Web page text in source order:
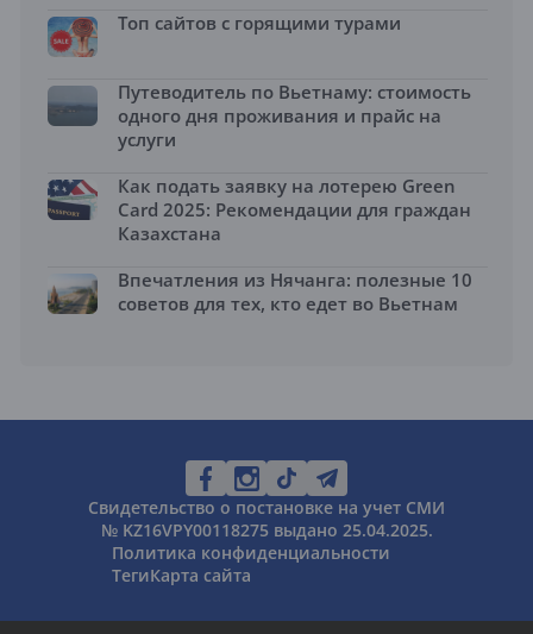
Топ сайтов с горящими турами
Путеводитель по Вьетнаму: стоимость
одного дня проживания и прайс на
услуги
Как подать заявку на лотерею Green
Card 2025: Рекомендации для граждан
Казахстана
Впечатления из Нячанга: полезные 10
советов для тех, кто едет во Вьетнам
Свидетельство о постановке на учет СМИ
№ KZ16VPY00118275 выдано 25.04.2025.
Политика конфиденциальности
ТегиКарта сайта